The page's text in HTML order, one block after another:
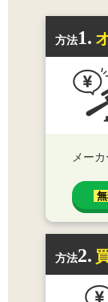
方法1.
メーカ
方法2.